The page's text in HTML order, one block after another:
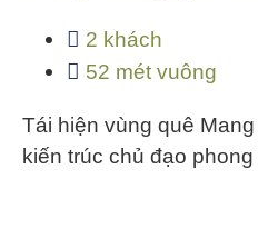
2 khách
52 mét vuông
Tái hiện vùng quê
kiến trúc chủ đạo